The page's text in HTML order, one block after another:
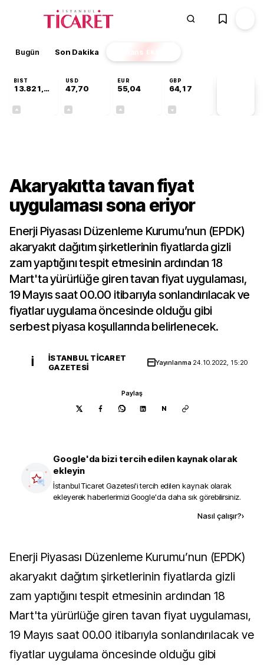
Bugün Son Dakika Finans EKSTRA
BIST
13.821,48
USD
47,70
EUR
55,04
GBP
64,17
Akaryakıtta tavan fiyat
uygulaması sona eriyor
Enerji Piyasası Düzenleme Kurumu’nun (EPDK)
akaryakıt dağıtım şirketlerinin fiyatlarda gizli
zam yaptığını tespit etmesinin ardından 18
Mart'ta yürürlüğe giren tavan fiyat uygulaması,
19 Mayıs saat 00.00 itibarıyla sonlandırılacak ve
fiyatlar uygulama öncesinde olduğu gibi
serbest piyasa koşullarında belirlenecek.
İ
İSTANBUL TICARET
GAZETESI
Yayınlanma 24.10.2022, 15:20
Paylaş
N
Google'da bizi tercih edilen kaynak olarak
ekleyin
İstanbul Ticaret Gazetesi'i tercih edilen kaynak olarak
ekleyerek haberlerimizi Google'da daha sık görebilirsiniz.
Nasıl çalışır?›
Enerji Piyasası Düzenleme Kurumu’nun (EPDK)
akaryakıt dağıtım şirketlerinin fiyatlarda gizli
zam yaptığını tespit etmesinin ardından 18
Mart'ta yürürlüğe giren tavan fiyat uygulaması,
19 Mayıs saat 00.00 itibarıyla sonlandırılacak ve
fiyatlar uygulama öncesinde olduğu gibi